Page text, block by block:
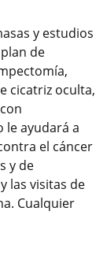
y estudios
de
cicatriz oculta,
le ayudará a
el cáncer
y de
las visitas de
Cualquier